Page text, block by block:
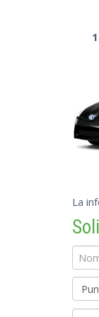
La